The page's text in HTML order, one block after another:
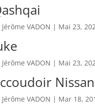
Jérôme VADON | Mai 23,
Jérôme VADON | Mai 23,
Jérôme VADON | Mar 18,